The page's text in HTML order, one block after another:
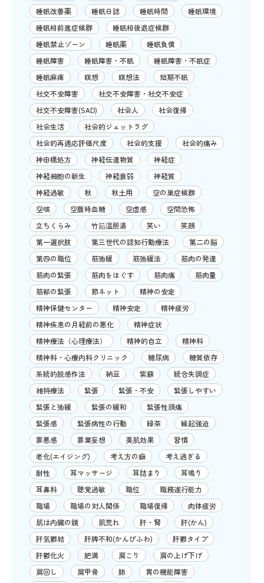
睡眠改善薬
睡眠日誌 睡眠時間
睡眠環境
睡眠相前進症候群
睡眠相後退症候群
睡眠禁止ゾーン
睡眠薬
睡眠負債
睡眠障害
睡眠障害・不眠
睡眠障害・不眠症
睡眠麻痺
瞑想 瞑想法
短期不眠
社交不安障害
社交不安障害・社交不安症
社交不安障害(SAD)
社会人
社会復帰
社会生活
社会的ジェットラグ
社会的再適応評価尺度
社会的支援
社会的痛み
神田橋処方
神経伝達物質
神経症
神経細胞の新生
神経衰弱
神経質
神経過敏
秋 秋土用
空の巣症候群
空咳
空腹時血糖 空虚感
空間恐怖
立ちくらみ
竹筎温胆湯 笑い
笑顔
第一選択肢
第三世代の認知行動療法
第二の脳
第四の職位
筋弛緩 筋弛緩法
筋肉の発達
筋肉の緊張
筋肉をほぐす 筋肉痛
筋肉量
筋郁の緊張
節ネット
精神の安定
精神保健センター
精神安定
精神疲労
精神疾患の月経前の悪化
精神症状
精神療法（心理療法）
精神的自立
精神科
精神科・心療内科クリニック
糖尿病
糖質依存
系統的脱感作法
納豆 紫蘇
統合失調症
維持療法
緊張 緊張・不安
緊張しやすい
緊張と弛緩
緊張の緩和
緊張性頭痛
緊張感
緊張病性の行動 緑茶
縁起強迫
罪悪感
罪業妄想 美肌効果
習慣
老化(エイジング)
考え方の癖
考え過ぎる
耐性
耳マッサージ 耳詰まり
耳鳴り
耳鼻科
聴覚過敏 職位
職務遂行能力
職場
職場の対人関係 職場復帰
肉体疲労
肌は内臓の鏡
肌荒れ 肝・腎
肝(かん)
肝気鬱結
肝脾不和(かんぴふわ)
肝鬱タイプ
肝鬱化火
肥満 肩こり
肩の上げ下げ
肩回し
肩甲骨 肺
胃の機能障害